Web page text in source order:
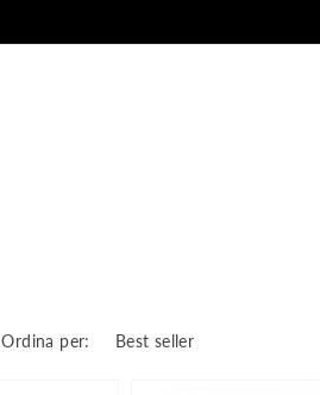
Ordina per: